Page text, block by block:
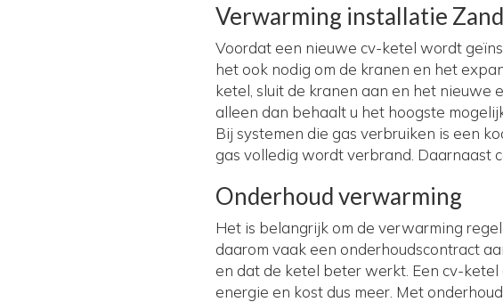
Verwarming installatie
Voordat een nieuwe cv-ketel wordt
het ook nodig om de kranen en het
ketel, sluit de kranen aan en het nieuwe
alleen dan behaalt u het hoogste
Bij systemen die gas verbruiken is een
gas volledig wordt verbrand. Daarnaast
Onderhoud verwarming
Het is belangrijk om de verwarming
daarom vaak een onderhoudscontract
en dat de ketel beter werkt. Een cv-
energie en kost dus meer. Met